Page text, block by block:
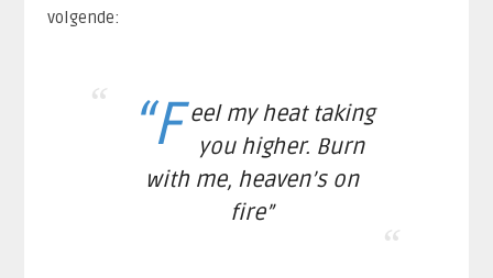
volgende:
“F eel my heat taking
you higher. Burn
with me, heaven’s on
fire”